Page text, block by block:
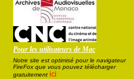
Pour les utilisateurs de Mac
Notre site est optimisé pour le navigateur
FireFox que vous pouvez télécharger
gratuitement ici